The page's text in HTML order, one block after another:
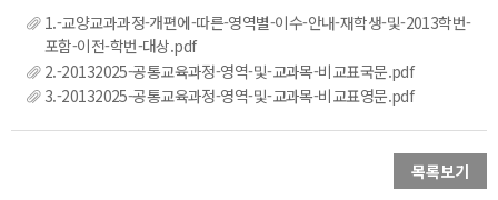
1.-교양교과과정-개편에-따른-영역별-이수-안내-재학생-및-2013학번-
포함-이전-학번-대상.pdf
2.-20132025-공통교육과정-영역-및-교과목-비교표국문.pdf
3.-20132025-공통교육과정-영역-및-교과목-비교표영문.pdf
목록보기